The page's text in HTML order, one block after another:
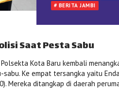
# BERITA JAMBI
Saat Pesta Sabu
Kota Baru kembali
Ke empat tersangka yaitu
Mereka ditangkap di daerah